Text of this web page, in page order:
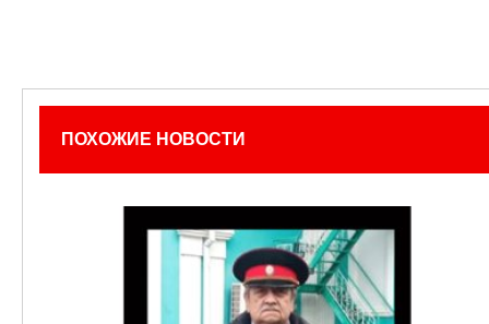
ПОХОЖИЕ НОВОСТИ